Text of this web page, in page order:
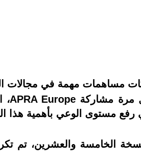
مساهمات مهمة في مجالات
مستوى الوعي بأهمية هذا
الخامسة والعشرين،